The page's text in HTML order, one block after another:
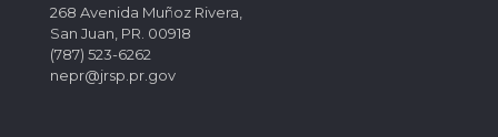
268 Avenida Muñoz Rivera,
San Juan, PR. 00918
(787) 523-6262
nepr@jrsp.pr.gov